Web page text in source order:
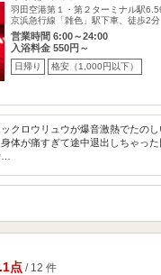
羽田空港第１・第２ターミナル駅
京浜急行線「雑色」駅下車、徒歩2分
営業時間 6:00～24:00
入浴料金 550円～
日帰り 格安（1,000円以下）
ックロウリュウが爆音激熱でたの
体が痛すぎて途中退出しちゃっ
点/ 12 件